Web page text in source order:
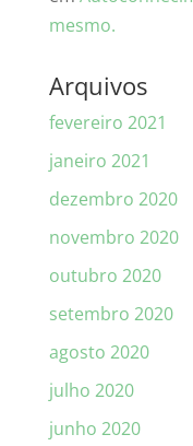
mesmo.
Arquivos
fevereiro 2021
janeiro 2021
dezembro 2020
novembro 2020
outubro 2020
setembro 2020
agosto 2020
julho 2020
junho 2020